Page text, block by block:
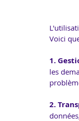
Voici
1.
les
2.